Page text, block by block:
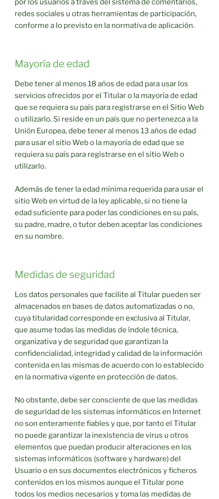
redes sociales u otras herramientas de participación,
conforme a lo previsto en la normativa de aplicación.
Mayoría de edad
Debe tener al menos 18 años de edad para usar los
servicios ofrecidos por el Titular o la mayoría de edad
que se requiera su país para registrarse en el Sitio Web
o utilizarlo. Si reside en un país que no pertenezca a la
Unión Europea, debe tener al menos 13 años de edad
para usar el sitio Web o la mayoría de edad que se
requiera su país para registrarse en el sitio Web o
utilizarlo.
Además de tener la edad mínima requerida para usar el
sitio Web en virtud de la ley aplicable, si no tiene la
edad suficiente para poder las condiciones en su país,
su padre, madre, o tutor deben aceptar las condiciones
en su nombre.
Medidas de seguridad
Los datos personales que facilite al Titular pueden ser
almacenados en bases de datos automatizadas o no,
cuya titularidad corresponde en exclusiva al Titular,
que asume todas las medidas de índole técnica,
organizativa y de seguridad que garantizan la
confidencialidad, integridad y calidad de la información
contenida en las mismas de acuerdo con lo establecido
en la normativa vigente en protección de datos.
No obstante, debe ser consciente de que las medidas
de seguridad de los sistemas informáticos en Internet
no son enteramente fiables y que, por tanto el Titular
no puede garantizar la inexistencia de virus u otros
elementos que puedan producir alteraciones en los
sistemas informáticos (software y hardware) del
Usuario o en sus documentos electrónicos y ficheros
contenidos en los mismos aunque el Titular pone
todos los medios necesarios y toma las medidas de